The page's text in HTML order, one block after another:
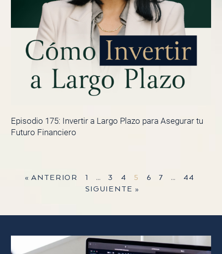
Episodio 175: Invertir a Largo Plazo para Asegurar tu
Futuro Financiero
« ANTERIOR 1 … 3 4 5 6 7 …
44
SIGUIENTE »